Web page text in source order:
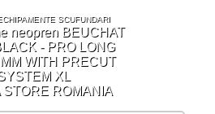
SCUFUNDARI
STORE ROMANIA